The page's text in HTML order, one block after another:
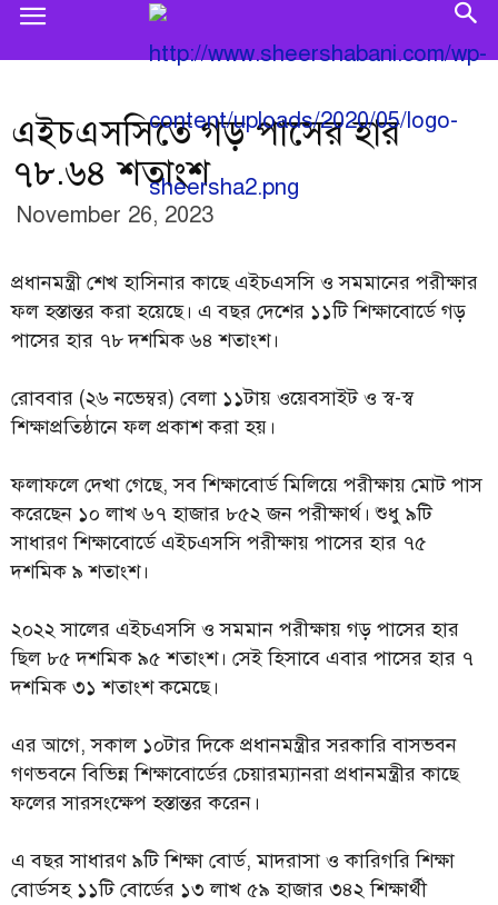
এইচএসসিতে গড় পাসের হার
৭৮.৬৪ শতাংশ
November 26, 2023
প্রধানমন্ত্রী শেখ হাসিনার কাছে এইচএসসি ও সমমানের পরীক্ষার
ফল হস্তান্তর করা হয়েছে। এ বছর দেশের ১১টি শিক্ষাবোর্ডে গড়
পাসের হার ৭৮ দশমিক ৬৪ শতাংশ।
রোববার (২৬ নভেম্বর) বেলা ১১টায় ওয়েবসাইট ও স্ব-স্ব
শিক্ষাপ্রতিষ্ঠানে ফল প্রকাশ করা হয়।
ফলাফলে দেখা গেছে, সব শিক্ষাবোর্ড মিলিয়ে পরীক্ষায় মোট পাস
করেছেন ১০ লাখ ৬৭ হাজার ৮৫২ জন পরীক্ষার্থ। শুধু ৯টি
সাধারণ শিক্ষাবোর্ডে এইচএসসি পরীক্ষায় পাসের হার ৭৫
দশমিক ৯ শতাংশ।
২০২২ সালের এইচএসসি ও সমমান পরীক্ষায় গড় পাসের হার
ছিল ৮৫ দশমিক ৯৫ শতাংশ। সেই হিসাবে এবার পাসের হার ৭
দশমিক ৩১ শতাংশ কমেছে।
এর আগে, সকাল ১০টার দিকে প্রধানমন্ত্রীর সরকারি বাসভবন
গণভবনে বিভিন্ন শিক্ষাবোর্ডের চেয়ারম্যানরা প্রধানমন্ত্রীর কাছে
ফলের সারসংক্ষেপ হস্তান্তর করেন।
এ বছর সাধারণ ৯টি শিক্ষা বোর্ড, মাদরাসা ও কারিগরি শিক্ষা
বোর্ডসহ ১১টি বোর্ডের ১৩ লাখ ৫৯ হাজার ৩৪২ শিক্ষার্থী